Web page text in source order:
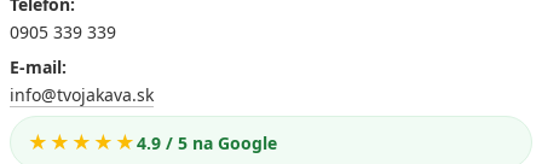
0905 339 339
E-mail:
info@tvojakava.sk
★★★★★4.9 / 5 na Google